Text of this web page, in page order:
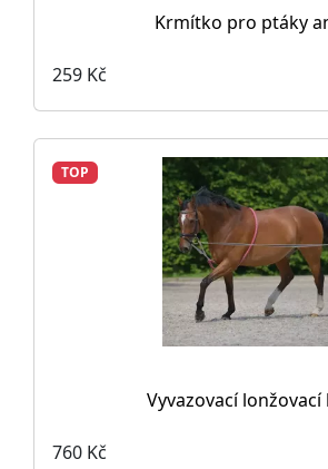
Krmítko pro ptáky
259 Kč
TOP
Vyvazovací lonžovací
760 Kč